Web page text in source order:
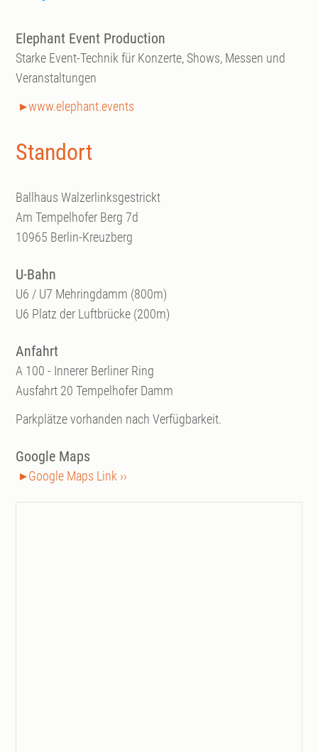
Elephant Event Production
Starke Event-Technik für Konzerte, Shows, Messen und
Veranstaltungen
www.elephant.events
Standort
Ballhaus Walzerlinksgestrickt
Am Tempelhofer Berg 7d
10965 Berlin-Kreuzberg
U-Bahn
U6 / U7 Mehringdamm (800m)
U6 Platz der Luftbrücke (200m)
Anfahrt
A 100 - Innerer Berliner Ring
Ausfahrt 20 Tempelhofer Damm
Parkplätze vorhanden nach Verfügbarkeit.
Google Maps
Google Maps Link ››